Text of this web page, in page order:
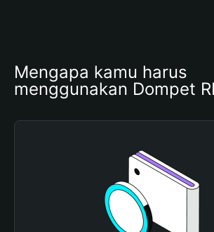
Mengapa kamu harus
menggunakan Dompet